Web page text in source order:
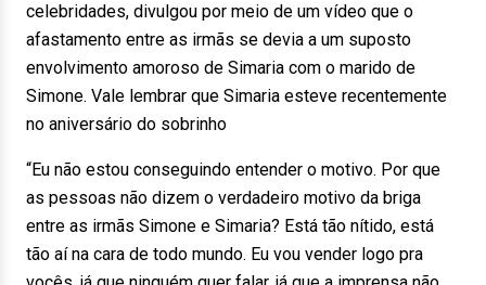
celebridades, divulgou por meio de um vídeo que o
afastamento entre as irmãs se devia a um suposto
envolvimento amoroso de Simaria com o marido de
Simone. Vale lembrar que Simaria esteve recentemente
no aniversário do sobrinho
“Eu não estou conseguindo entender o motivo. Por que
as pessoas não dizem o verdadeiro motivo da briga
entre as irmãs Simone e Simaria? Está tão nítido, está
tão aí na cara de todo mundo. Eu vou vender logo pra